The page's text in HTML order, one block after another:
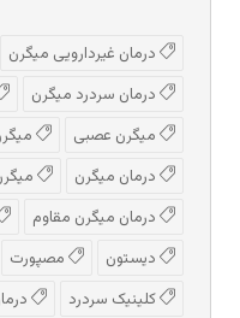
درمان غیردارویی میگرن
درمان سردرد میگرن
میگرن عصبی
درمان میگرن
درمان میگرن مقاوم
دیستون
مصپورت
کلینیک سردرد